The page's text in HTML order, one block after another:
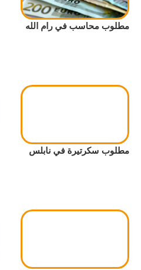
مطلوب محاسب في رام الله
مطلوب سكرتيرة في نابلس